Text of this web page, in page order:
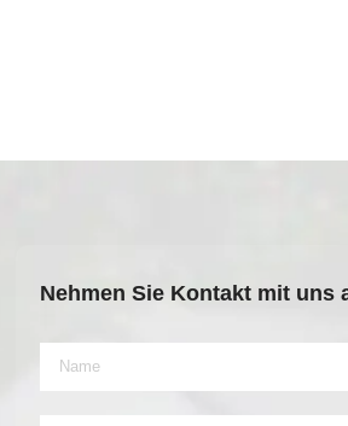
Nehmen Sie Kontakt mit uns